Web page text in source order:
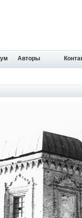
Авторы